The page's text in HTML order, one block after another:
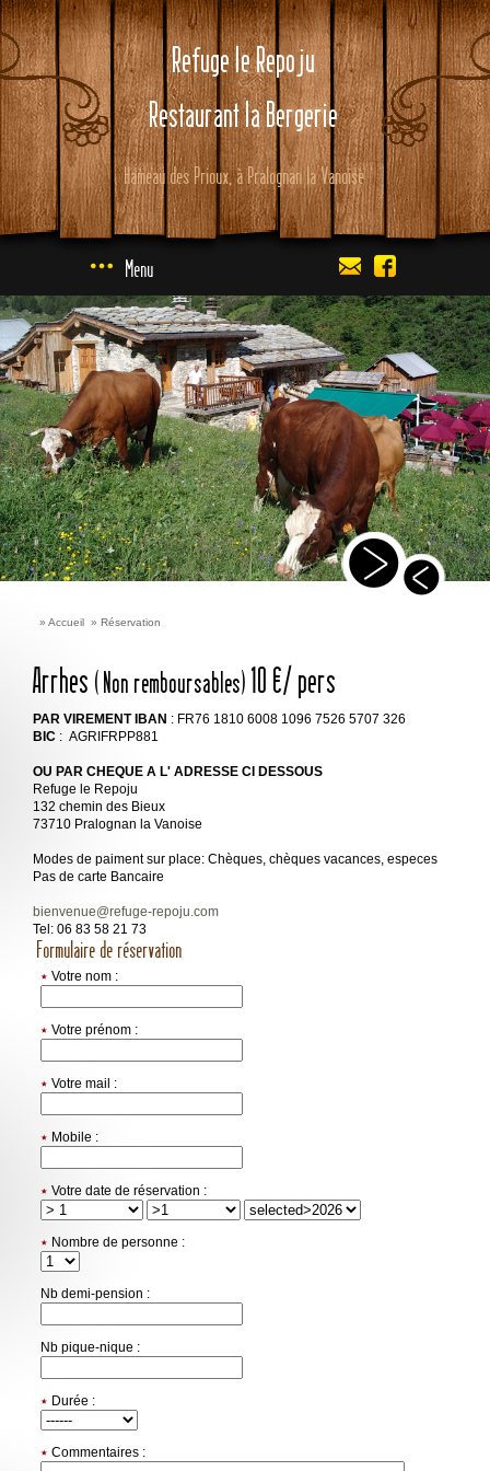
Refuge le Repoju
Restaurant la Bergerie
Hameau des Prioux, à Pralognan la Vanoise
Menu
» Accueil » Réservation
Arrhes ( Non remboursables) 10 €/ pers
PAR VIREMENT IBAN : FR76 1810 6008 1096 7526 5707 326
BIC : AGRIFRPP881
OU PAR CHEQUE A L' ADRESSE CI DESSOUS
Refuge le Repoju
132 chemin des Bieux
73710 Pralognan la Vanoise
Modes de paiment sur place: Chèques, chèques vacances, especes
Pas de carte Bancaire
bienvenue@refuge-repoju.com
Tel: 06 83 58 21 73
Formulaire de réservation
٭ Votre nom :
٭ Votre prénom :
٭ Votre mail :
٭ Mobile :
٭ Votre date de réservation :
٭ Nombre de personne :
Nb demi-pension :
Nb pique-nique :
٭ Durée :
٭ Commentaires :